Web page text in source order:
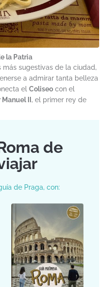
la Patria
sugestivas de la ciudad,
a admirar tanta belleza
el Coliseo con el
II , el primer rey de
de
de Praga, con: